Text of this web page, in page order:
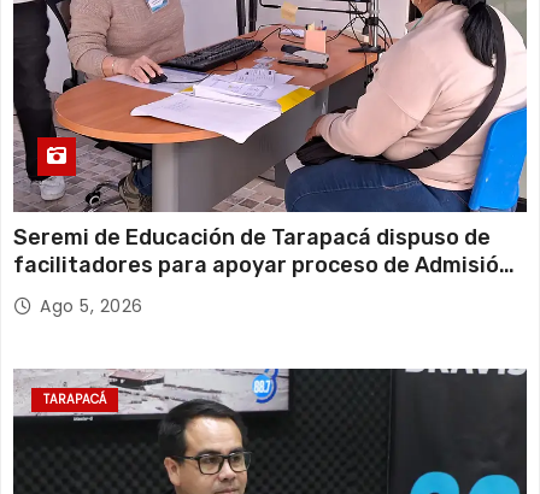
Seremi de Educación de Tarapacá dispuso de
facilitadores para apoyar proceso de Admisión
Escolar 2027
Ago 5, 2026
TARAPACÁ